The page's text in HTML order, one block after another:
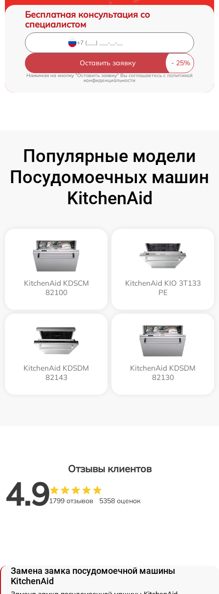
Бесплатная консультация со
специалистом
Оставить заявку
Нажимая на кнопку "Оставить заявку" Вы соглашаетесь cполитикой
конфиденциальности
Популярные модели
Посудомоечных машин
KitchenAid
KitchenAid KDSCM
82100
KitchenAid KIO 3T133
PE
KitchenAid KDSDM
82143
KitchenAid KDSDM
82130
Отзывы клиентов
4.91799 отзывов 5358 оценок
Замена замка посудомоечной машины
KitchenAid